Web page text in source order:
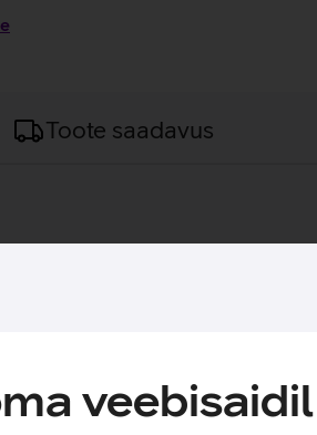
Toote saadavus
Sellel on klassikaline ja
Kasutamist muudavad
veebikaamera. Sülearvuti töötab
kattega ekraan.